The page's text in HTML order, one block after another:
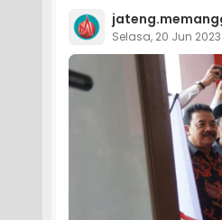
Selasa, 20 Jun 2023